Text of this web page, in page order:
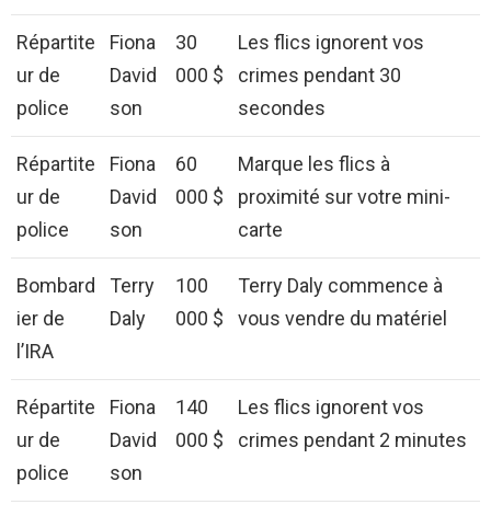
Répartite
ur de
police
Fiona
David
son
30
000 $
Les flics ignorent vos
crimes pendant 30
secondes
Répartite
ur de
police
Fiona
David
son
60
000 $
Marque les flics à
proximité sur votre mini-
carte
Bombard
ier de
l’IRA
Terry
Daly
100
000 $
Terry Daly commence à
vous vendre du matériel
Répartite
ur de
police
Fiona
David
son
140
000 $
Les flics ignorent vos
crimes pendant 2 minutes